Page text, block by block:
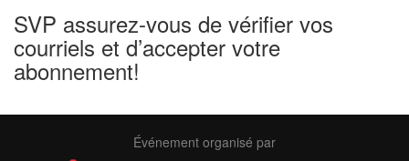
SVP assurez-vous de vérifier vos
courriels et d’accepter votre
abonnement!
Événement organisé par